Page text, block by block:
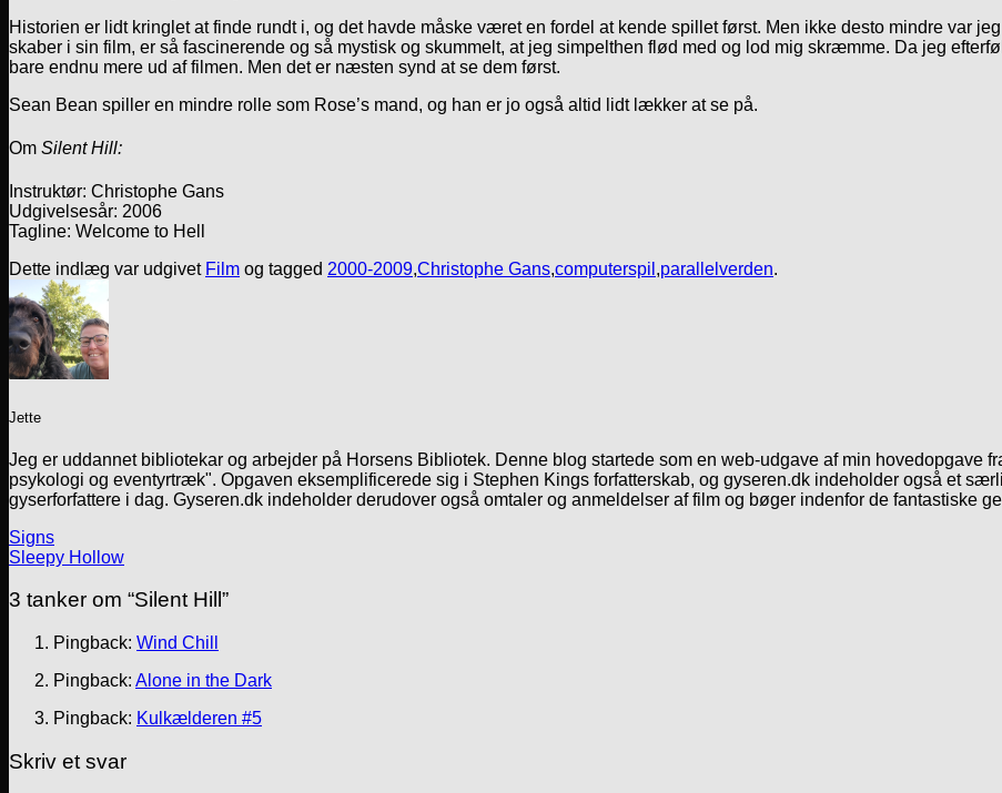
Historien er lidt kringlet at finde rundt i, og det havde måske været en fordel at kende spillet først. Men ikke desto mindre var
skaber i sin film, er så fascinerende og så mystisk og skummelt, at jeg simpelthen flød med og lod mig skræmme. Da jeg
bare endnu mere ud af filmen. Men det er næsten synd at se dem først.
Sean Bean spiller en mindre rolle som Rose’s mand, og han er jo også altid lidt lækker at se på.
Om Silent Hill:
Instruktør: Christophe Gans
Udgivelsesår: 2006
Tagline: Welcome to Hell
Dette indlæg var udgivet Film og tagged 2000-2009,Christophe Gans,computerspil ,parallelverden.
Jette
Jeg er uddannet bibliotekar og arbejder på Horsens Bibliotek. Denne blog startede som en web-udgave af min hovedopgave
psykologi og eventyrtræk". Opgaven eksemplificerede sig i Stephen Kings forfatterskab, og gyseren.dk indeholder også et
gyserforfattere i dag. Gyseren.dk indeholder derudover også omtaler og anmeldelser af film og bøger indenfor de fantastiske
Signs
Sleepy Hollow
3 tanker om “Silent Hill ”
Pingback: Wind Chill
Pingback: Alone in the Dark
Pingback: Kulkælderen #5
Skriv et svar